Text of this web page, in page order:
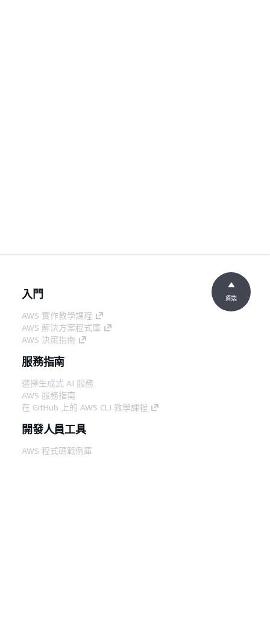
入門
AWS 實作教學課程
AWS 解決方案程式庫
AWS 決策指南
服務指南
選擇生成式 AI 服務
AWS 服務指南
在 GitHub 上的 AWS CLI 教學課程
開發人員工具
AWS 程式碼範例庫
頂端